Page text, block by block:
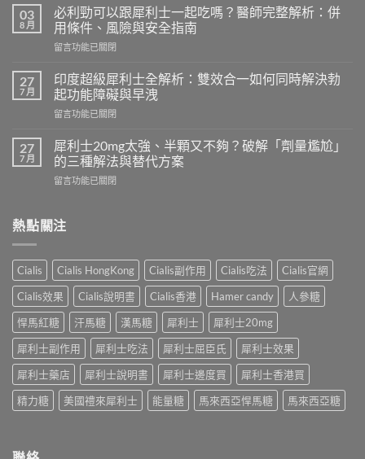
利
勁
療
程
要
多
久？
完
指
南：
港
必
療
程
安
排
與
療
效
評
估〉
中
03
8 月
必利勁可以跟犀利士一起吃嗎？醫師完整解析：併
用條件、風險與安全指南
在
利
勁
可
以
犀
利
士
一
嗎？
完
整
解
析：
併
用
條
件、
風
險
留言功能已關閉
27
7 月
印度超級犀利士全解析：雙效合一如何同時解決勃
起功能障礙與早洩
在
度
超
級
犀
全
雙
效
合
一
如
何
同
時
解
決
留言功能已關閉
27
7 月
犀利士20mg太強、半顆又不夠？破解「劑量尷尬」
的三種解法與替代方案
在
士
20mg
強、
半
顆
又
不
夠？
破
解
「劑
量
尬」
留言功能已關閉
熱點關注
Cialis Cialis HongKong Cialis副作用 Cialis吃法
Cialis官網
Cialis效果
Cialis說明書 Cialis香港 Hamer candy
人參糖
悍馬紅糖
汗馬糖 漢馬糖 犀利士
犀利士20mg
犀利士副作用
犀利士吃法 犀利士屈臣氏
犀利士效果
犀利士藥店
犀利士說明書 犀利士邊度買
犀利士香港買
精力糖
美國禮來犀利士 能量糖 馬來西亞悍馬糖 馬來西亞糖